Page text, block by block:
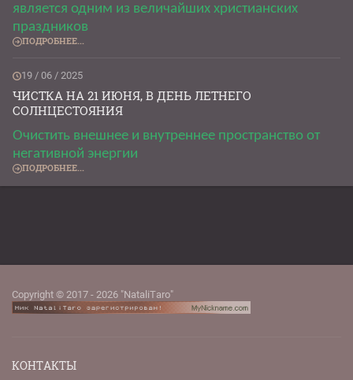
является одним из величайших христианских
праздников
ПОДРОБНЕЕ...
19 / 06 / 2025
ЧИСТКА НА 21 ИЮНЯ, В ДЕНЬ ЛЕТНЕГО
СОЛНЦЕСТОЯНИЯ
Очистить внешнее и внутреннее пространство от
негативной энергии
ПОДРОБНЕЕ...
Copyright © 2017 - 2026 "NataliTaro"
КОНТАКТЫ